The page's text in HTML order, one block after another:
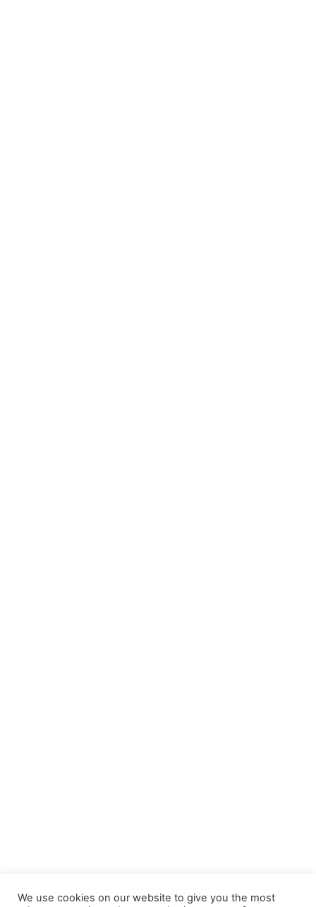
We use cookies on our website to give you the most